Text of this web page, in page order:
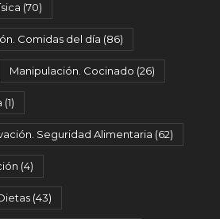
(70)
Comidas del día (86)
Manipulación. Cocinado (26)
(1)
Seguridad Alimentaria (62)
(4)
(43)